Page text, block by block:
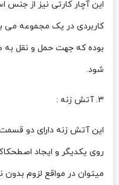
کاربردی در یک مجموعه می
بوده که جهت حمل و نقل به
شود.
۳. آتش زنه :
این آتش زنه دارای دو قسمت
روی یکدیگر و ایجاد
میتوان در مواقع لزوم بدون